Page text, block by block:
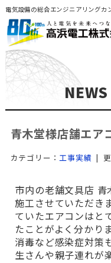
電気設備の総合エンジニアリングカ
NEWS
青木堂様店舗エア
カテゴリー： 工事実績 |
市内の老舗文具店
施工させていただき
ていたエアコンはと
たことがよく分かり
消毒など感染症対策
生さんや親子連れが